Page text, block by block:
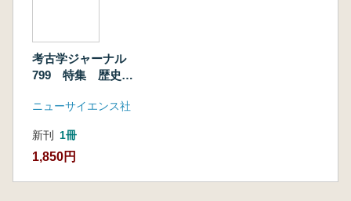
考古学ジャーナル
799 特集 歴史教
ニューサイエンス社
新刊 1冊
1,850円